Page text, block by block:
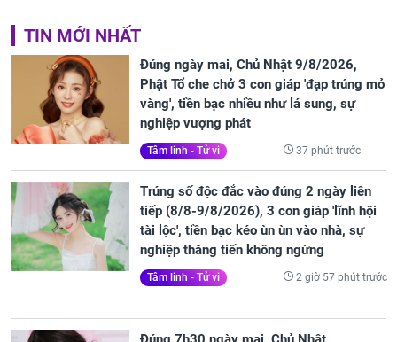
TIN MỚI NHẤT
Đúng ngày mai, Chủ Nhật 9/8/2026,
Phật Tổ che chở 3 con giáp 'đạp trúng mỏ
vàng', tiền bạc nhiều như lá sung, sự
nghiệp vượng phát
Tâm linh - Tử vi 37 phút trước
Trúng số độc đắc vào đúng 2 ngày liên
tiếp (8/8-9/8/2026), 3 con giáp 'lĩnh hội
tài lộc', tiền bạc kéo ùn ùn vào nhà, sự
nghiệp thăng tiến không ngừng
Tâm linh - Tử vi 2 giờ 57 phút trước